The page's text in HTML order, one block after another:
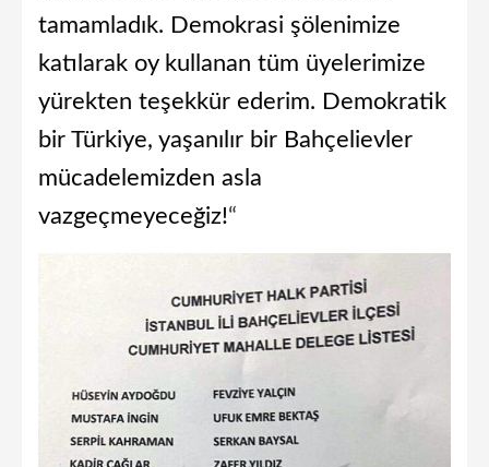
tamamladık. Demokrasi şölenimize
katılarak oy kullanan tüm üyelerimize
yürekten teşekkür ederim. Demokratik
bir Türkiye, yaşanılır bir Bahçelievler
mücadelemizden asla
vazgeçmeyeceğiz!“